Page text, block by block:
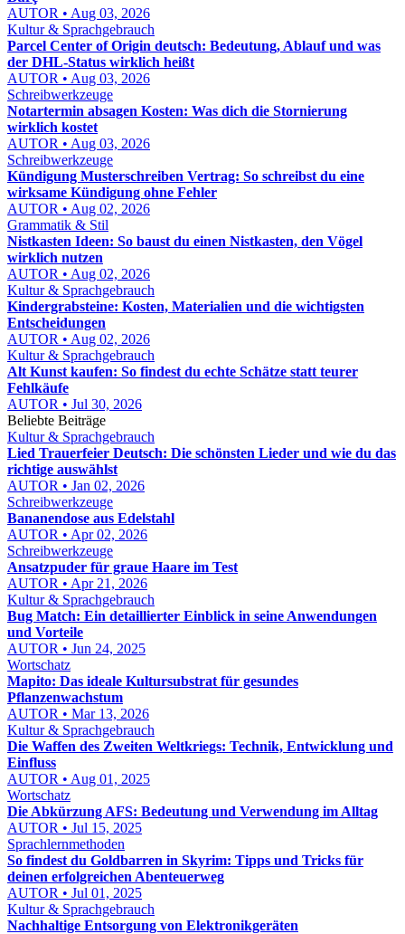
AUTOR • Aug 03, 2026
Kultur & Sprachgebrauch
Parcel Center of Origin deutsch: Bedeutung, Ablauf und was
der DHL-Status wirklich heißt
AUTOR • Aug 03, 2026
Schreibwerkzeuge
Notartermin absagen Kosten: Was dich die Stornierung
wirklich kostet
AUTOR • Aug 03, 2026
Schreibwerkzeuge
Kündigung Musterschreiben Vertrag: So schreibst du eine
wirksame Kündigung ohne Fehler
AUTOR • Aug 02, 2026
Grammatik & Stil
Nistkasten Ideen: So baust du einen Nistkasten, den Vögel
wirklich nutzen
AUTOR • Aug 02, 2026
Kultur & Sprachgebrauch
Kindergrabsteine: Kosten, Materialien und die wichtigsten
Entscheidungen
AUTOR • Aug 02, 2026
Kultur & Sprachgebrauch
Alt Kunst kaufen: So findest du echte Schätze statt teurer
Fehlkäufe
AUTOR • Jul 30, 2026
Beliebte Beiträge
Kultur & Sprachgebrauch
Lied Trauerfeier Deutsch: Die schönsten Lieder und wie du das
richtige auswählst
AUTOR • Jan 02, 2026
Schreibwerkzeuge
Bananendose aus Edelstahl
AUTOR • Apr 02, 2026
Schreibwerkzeuge
Ansatzpuder für graue Haare im Test
AUTOR • Apr 21, 2026
Kultur & Sprachgebrauch
Bug Match: Ein detaillierter Einblick in seine Anwendungen
und Vorteile
AUTOR • Jun 24, 2025
Wortschatz
Mapito: Das ideale Kultursubstrat für gesundes
Pflanzenwachstum
AUTOR • Mar 13, 2026
Kultur & Sprachgebrauch
Die Waffen des Zweiten Weltkriegs: Technik, Entwicklung und
Einfluss
AUTOR • Aug 01, 2025
Wortschatz
Die Abkürzung AFS: Bedeutung und Verwendung im Alltag
AUTOR • Jul 15, 2025
Sprachlernmethoden
So findest du Goldbarren in Skyrim: Tipps und Tricks für
deinen erfolgreichen Abenteuerweg
AUTOR • Jul 01, 2025
Kultur & Sprachgebrauch
Nachhaltige Entsorgung von Elektronikgeräten